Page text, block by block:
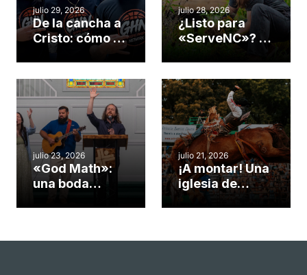
julio 29, 2026
De la cancha a
Cristo: cómo el
gimnasio de
Cary se
convirtió en un
insólito campo
misionero te
cuento
julio 28, 2026
¿Listo para
«ServeNC»? 4
obra de Dios
durante la
Semana
ServeNC
julio 23, 2026
«God Math»:
una boda
celebra el
julio 21, 2026
¡A montar! Una
iglesia de
rodeo anual en